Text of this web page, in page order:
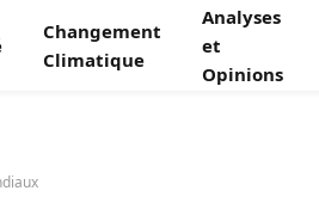
Changement
Climatique
Analyses
et
Opinions